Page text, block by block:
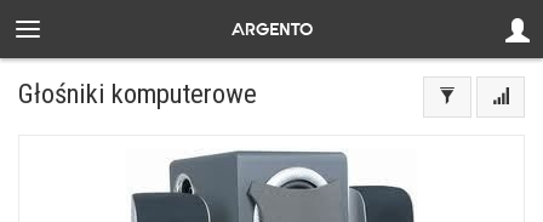
Głośniki komputerowe